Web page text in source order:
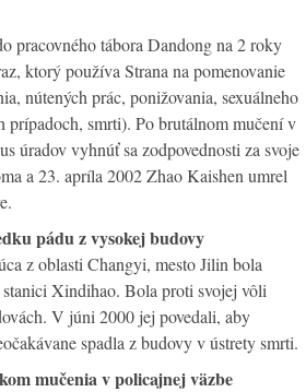
pracovného tábora Dandong na 2 roky
ktorý používa Strana na pomenovanie
nútených prác, ponižovania, sexuálneho
prípadoch, smrti). Po brutálnom mučení v
úradov vyhnúť sa zodpovednosti za svoje
a 23. apríla 2002 Zhao Kaishen umrel
pádu z vysokej budovy
z oblasti Changyi, mesto Jilin bola
Xindihao. Bola proti svojej vôli
V júni 2000 jej povedali, aby
spadla z budovy v ústrety smrti.
mučenia v policajnej väzbe